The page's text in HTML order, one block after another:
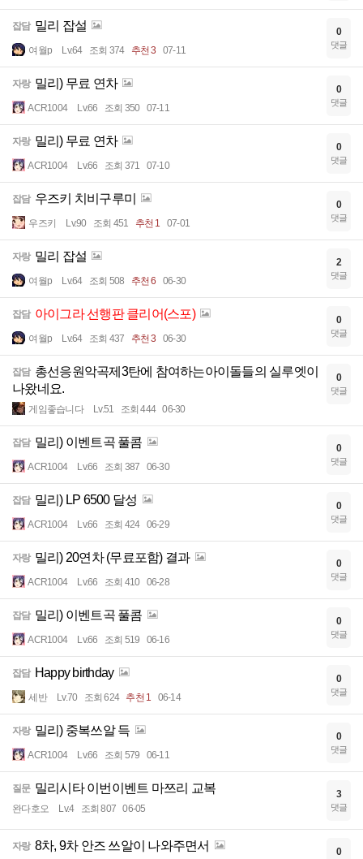
잡담 밀리 잡설
여월p Lv.64 조회 374 추천 3 07-11
0
댓글
자랑 밀리) 무료 연차
ACR1004 Lv.66 조회 350 07-11
0
댓글
자랑 밀리) 무료 연차
ACR1004 Lv.66 조회 371 07-10
0
댓글
잡담 우즈키 치비구루미
우즈키 Lv.90 조회 451 추천 1 07-01
0
댓글
자랑 밀리 잡설
여월p Lv.64 조회 508 추천 6 06-30
2
댓글
잡담 아이그라 선행판 클리어(스포)
여월p Lv.64 조회 437 추천 3 06-30
0
댓글
잡담 총선응원악곡제3탄에 참여하는아이돌들의 실루엣이
나왔네요.
게임좋습니다 Lv.51 조회 444 06-30
0
댓글
잡담 밀리) 이벤트곡 풀콤
ACR1004 Lv.66 조회 387 06-30
0
댓글
잡담 밀리) LP 6500 달성
ACR1004 Lv.66 조회 424 06-29
0
댓글
자랑 밀리) 20연차 (무료포함) 결과
ACR1004 Lv.66 조회 410 06-28
0
댓글
잡담 밀리) 이벤트곡 풀콤
ACR1004 Lv.66 조회 519 06-16
0
댓글
잡담 Happy birthday
세반 Lv.70 조회 624 추천 1 06-14
0
댓글
자랑 밀리) 중복쓰알 득
ACR1004 Lv.66 조회 579 06-11
0
댓글
질문 밀리시타 이번이벤트 마쯔리 교복
완다호오 Lv.4 조회 807 06-05
3
댓글
자랑 8차, 9차 안즈 쓰알이 나와주면서 0